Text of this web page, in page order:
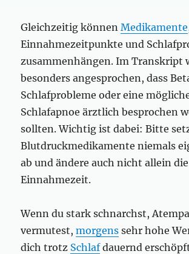
Gleichzeitig könnenMedikamente
Einnahmezeitpunkte und
zusammenhängen. Im Transkript
besonders angesprochen, dass
Schlafprobleme oder eine
Schlafapnoe ärztlich besprochen
sollten. Wichtig ist dabei: Bitte
Blutdruckmedikamente niemals
ab und ändere auch nicht allein die
Einnahmezeit.
Wenn du stark schnarchst,
vermutest,morgens sehr hohe
dich trotz Schlafdauernd